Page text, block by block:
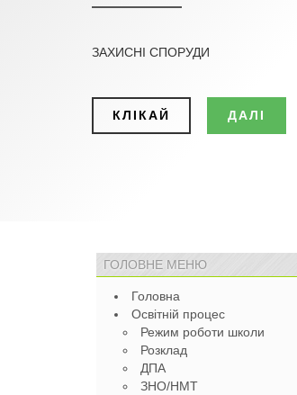
ЗАХИСНІ СПОРУДИ
КЛІКАЙ ДАЛІ
ГОЛОВНЕ МЕНЮ
Головна
Освітній процес
Режим роботи школи
Розклад
ДПА
ЗНО/НМТ